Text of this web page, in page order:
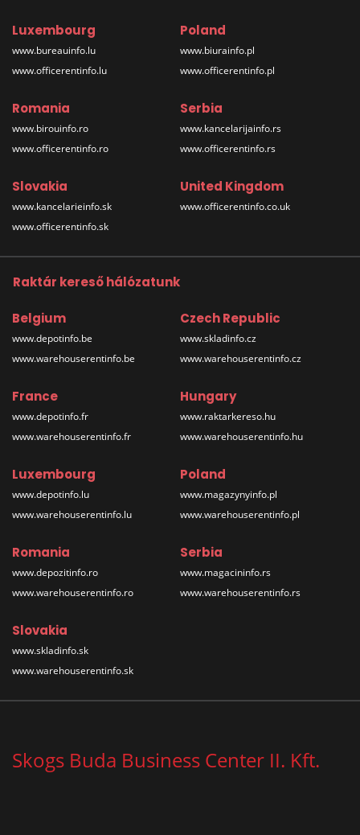
Luxembourg
www.bureauinfo.lu
www.officerentinfo.lu
Poland
www.biurainfo.pl
www.officerentinfo.pl
Romania
www.birouinfo.ro
www.officerentinfo.ro
Serbia
www.kancelarijainfo.rs
www.officerentinfo.rs
Slovakia
www.kancelarieinfo.sk
www.officerentinfo.sk
United Kingdom
www.officerentinfo.co.uk
Raktár kereső hálózatunk
Belgium
www.depotinfo.be
www.warehouserentinfo.be
Czech Republic
www.skladinfo.cz
www.warehouserentinfo.cz
France
www.depotinfo.fr
www.warehouserentinfo.fr
Hungary
www.raktarkereso.hu
www.warehouserentinfo.hu
Luxembourg
www.depotinfo.lu
www.warehouserentinfo.lu
Poland
www.magazynyinfo.pl
www.warehouserentinfo.pl
Romania
www.depozitinfo.ro
www.warehouserentinfo.ro
Serbia
www.magacininfo.rs
www.warehouserentinfo.rs
Slovakia
www.skladinfo.sk
www.warehouserentinfo.sk
Skogs Buda Business Center II. Kft.